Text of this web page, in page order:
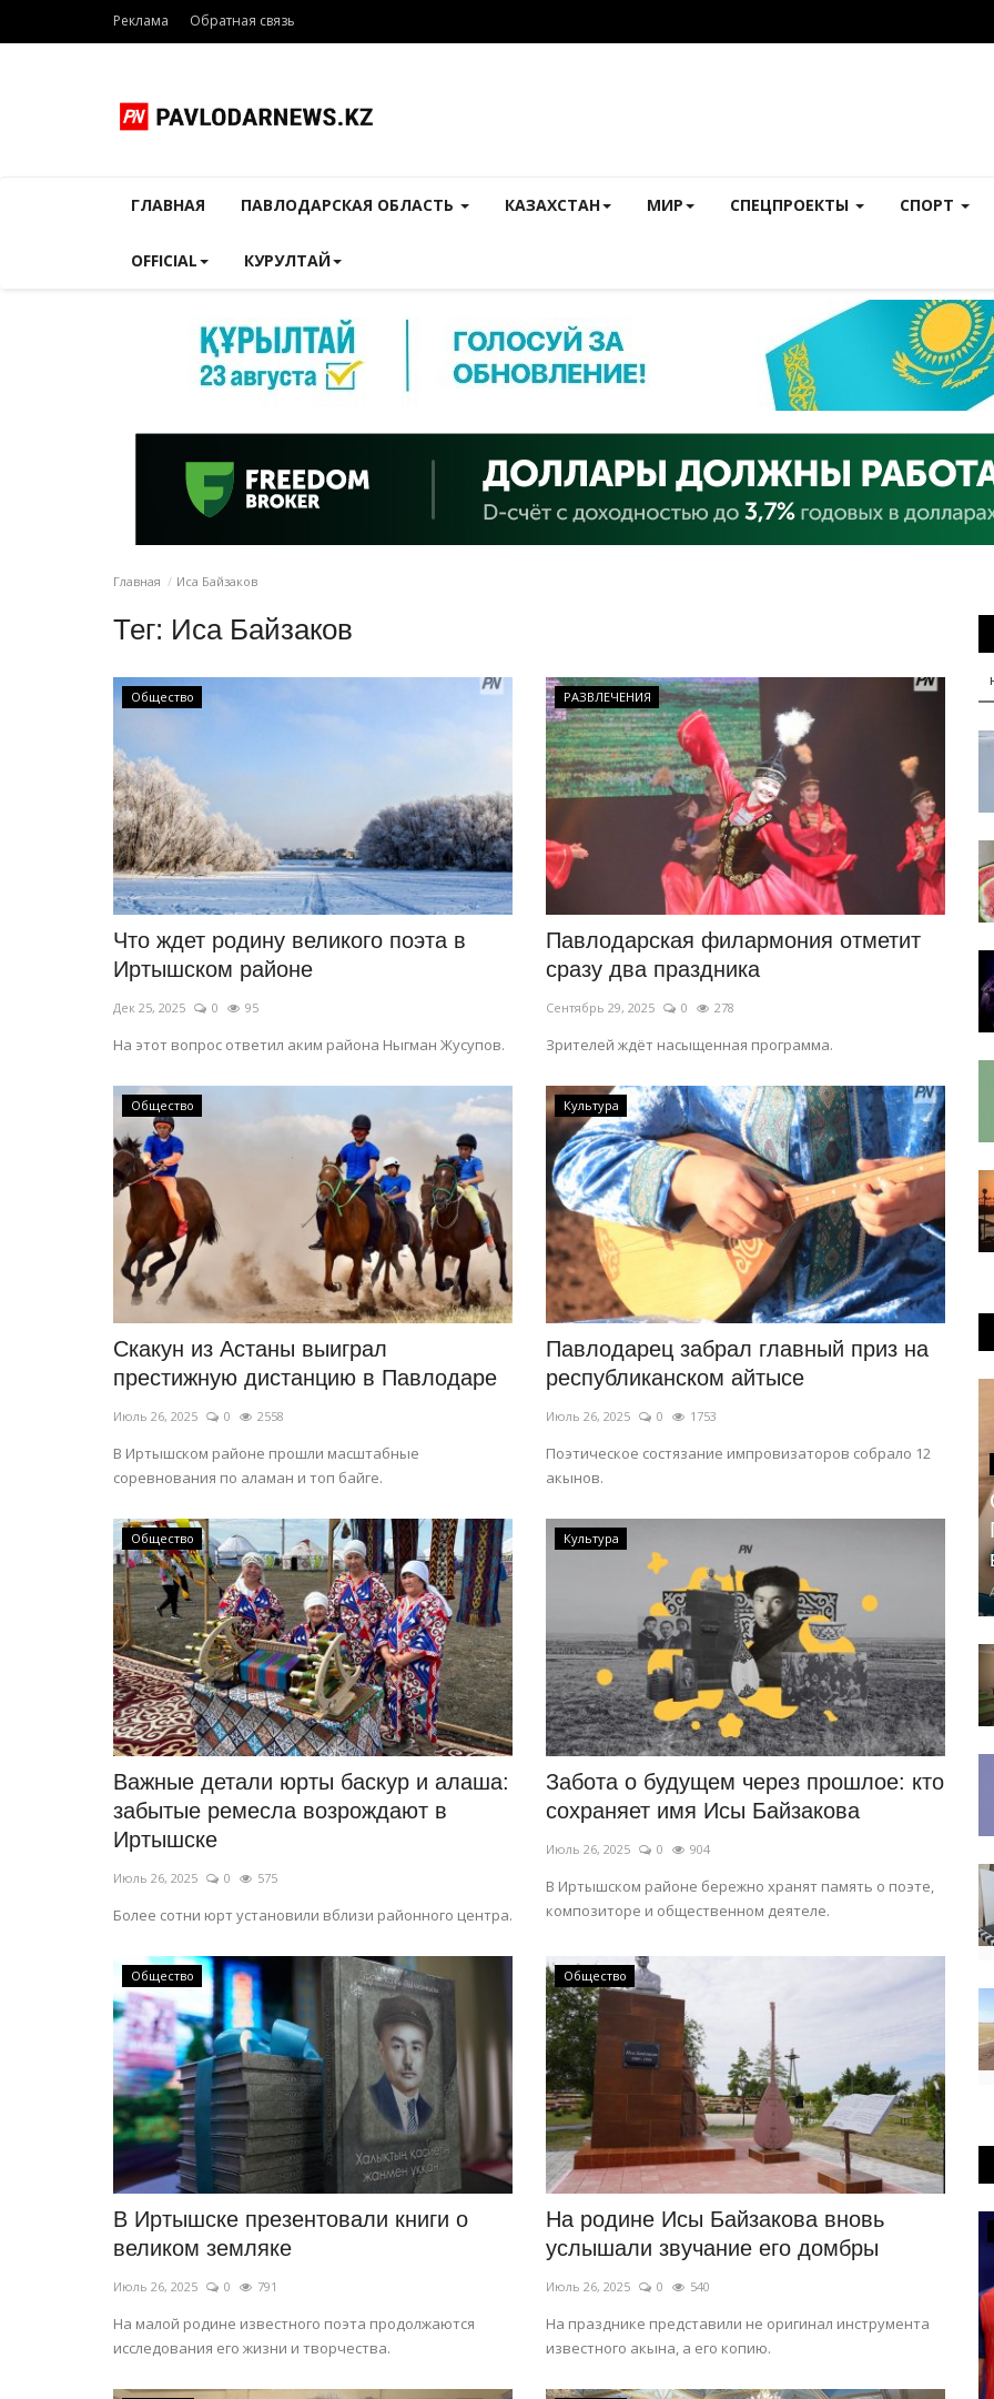
Реклама Обратная связь
ГЛАВНАЯ ПАВЛОДАРСКАЯ ОБЛАСТЬ КАЗАХСТАН МИР СПЕЦПРОЕКТЫ СПОРТ
OFFICIAL КУРУЛТАЙ
Главная Иса Байзаков
Тег: Иса Байзаков
Общество
Что ждет родину великого поэта в
Иртышском районе
Дек 25, 2025 0 95
На этот вопрос ответил аким района Ныгман Жусупов.
РАЗВЛЕЧЕНИЯ
Павлодарская филармония отметит
сразу два праздника
Сентябрь 29, 2025 0 278
Зрителей ждёт насыщенная программа.
Общество
Скакун из Астаны выиграл
престижную дистанцию в Павлодаре
Июль 26, 2025 0 2558
В Иртышском районе прошли масштабные
соревнования по аламан и топ байге.
Культура
Павлодарец забрал главный приз на
республиканском айтысе
Июль 26, 2025 0 1753
Поэтическое состязание импровизаторов собрало 12
акынов.
Общество
Важные детали юрты баскур и алаша:
забытые ремесла возрождают в
Иртышске
Июль 26, 2025 0 575
Более сотни юрт установили вблизи районного центра.
Культура
Забота о будущем через прошлое: кто
сохраняет имя Исы Байзакова
Июль 26, 2025 0 904
В Иртышском районе бережно хранят память о поэте,
композиторе и общественном деятеле.
Общество
В Иртышске презентовали книги о
великом земляке
Июль 26, 2025 0 791
На малой родине известного поэта продолжаются
исследования его жизни и творчества.
Общество
На родине Исы Байзакова вновь
услышали звучание его домбры
Июль 26, 2025 0 540
На празднике представили не оригинал инструмента
известного акына, а его копию.
История одного путешествия РАЗВЛЕЧЕНИЯ